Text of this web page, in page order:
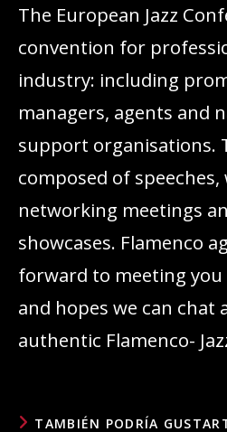
The European Jazz
convention for
industry: including
managers, agents and
support organisations.
composed of
networking meetings
showcases. Flamenco
forward to meeting
and hopes we can chat
authentic Flamenco-
TAMBIÉN PODRÍA